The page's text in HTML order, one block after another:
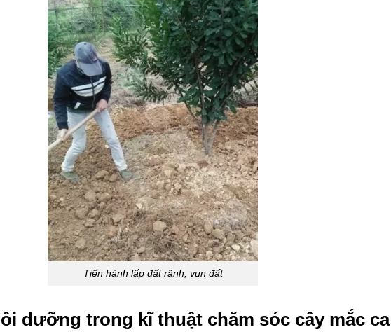
Tiến hành lấp đất rãnh, vun đất
dưỡng trong kĩ thuật chăm sóc cây mắc ca